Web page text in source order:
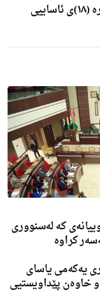
به‌رنامه‌ی كاری دانیشتنی ژماره‌ (١٨)ی ئاساییی
كە لەسنووری
كراوە
یەكەمی یاسای
و خاوەن پێداویستیی